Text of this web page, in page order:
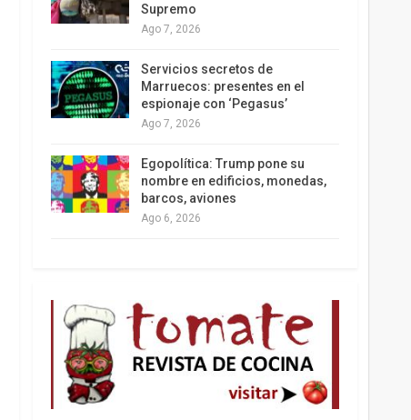
Supremo
Ago 7, 2026
Servicios secretos de
Marruecos: presentes en el
espionaje con ‘Pegasus’
Ago 7, 2026
Egopolítica: Trump pone su
nombre en edificios, monedas,
barcos, aviones
Ago 6, 2026